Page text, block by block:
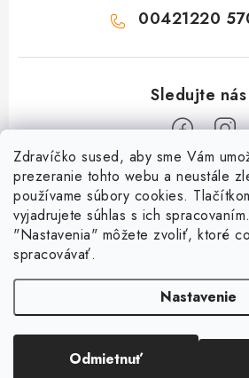
Zdravíčko sused, aby sme Vám
prezeranie tohto webu a neustále
používame súbory cookies.
vyjadrujete súhlas s ich
"Nastavenia" môžete zvoliť, ktoré
spracovávať.
Nastavenie
Odmietnuť
00421220
O nás
Kontakty
História a súčasnosť
Susedov blog
Pre lepšie susedstvo
Všetko o nákupe
Doprava a platba
Ako balíme zásielky?
Dokumenty
Copyright 2026 .